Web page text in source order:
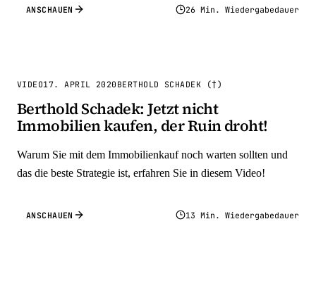
ANSCHAUEN 26 Min. Wiedergabedauer
VIDEO17. APRIL 2020 BERTHOLD SCHADEK (†)
Berthold Schadek: Jetzt nicht
Immobilien kaufen, der Ruin droht!
Warum Sie mit dem Immobilienkauf noch warten sollten und
das die beste Strategie ist, erfahren Sie in diesem Video!
ANSCHAUEN 13 Min. Wiedergabedauer